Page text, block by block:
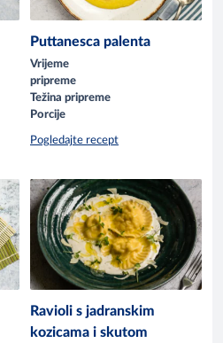
Puttanesca palenta
Vrijeme
pripreme
Težina pripreme
Porcije
Pogledajte recept
Ravioli s jadranskim
kozicama i skutom